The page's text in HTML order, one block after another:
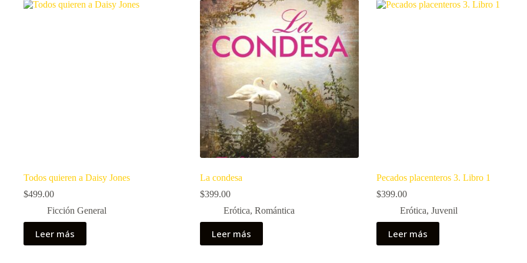
Todos quieren a Daisy Jones
$499.00
Ficción General
Leer más
La condesa
$399.00
Erótica, Romántica
Leer más
Pecados placenteros 3. Libro 1
$399.00
Erótica, Juvenil
Leer más